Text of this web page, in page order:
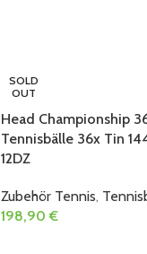
SOLD
OUT
Head Championship
Tennisbälle 36x Tin
12DZ
Zubehör Tennis,
198,90€